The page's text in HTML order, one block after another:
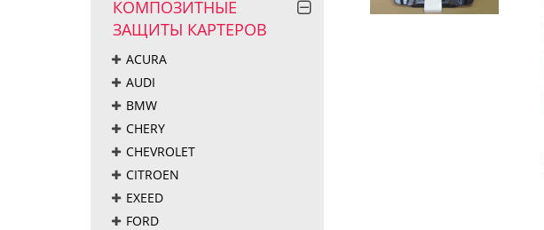
КОМПОЗИТНЫЕ
ЗАЩИТЫ КАРТЕРОВ
ACURA
AUDI
BMW
CHERY
CHEVROLET
CITROEN
EXEED
FORD